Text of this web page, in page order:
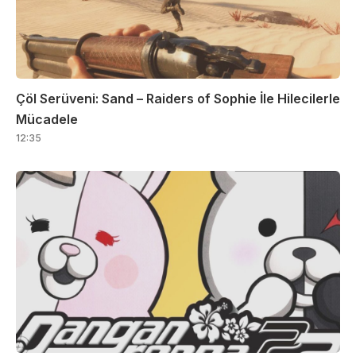
Çöl Serüveni: Sand – Raiders of Sophie İle Hilecilerle
Mücadele
12:35